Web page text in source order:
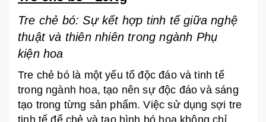
Tre chẻ bó: Sự kết hợp tinh tế giữa nghệ
thuật và thiên nhiên trong ngành Phụ
kiện hoa
Tre chẻ bó là một yếu tố độc đáo và tinh tế
trong ngành hoa, tạo nên sự độc đáo và sáng
tạo trong từng sản phẩm. Việc sử dụng sợi tre
tinh tế để chẻ và tạo hình bó hoa không chỉ